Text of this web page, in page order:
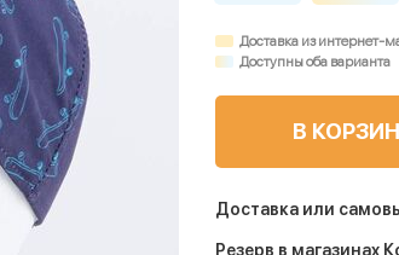
Доставка из интернет-
Доступны оба варианта
В
Доставка или
Резерв в магазинах